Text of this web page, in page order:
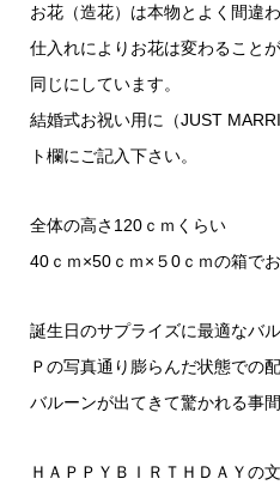
お花（造花）は本物とよく間違わ
仕入れによりお花は変わること
同じにしています。
結婚式お祝い用に（JUST
ト欄にご記入下さい。
全体の高さ120ｃｍくらい
40ｃｍ×50ｃｍ×５0ｃｍの箱で
誕生日のサプライズに最適なバ
Ｐの写真通り膨らんだ状態での
バルーンが出てきて驚かれる事間
ＨＡＰＰＹＢＩＲＴＨＤＡＹの